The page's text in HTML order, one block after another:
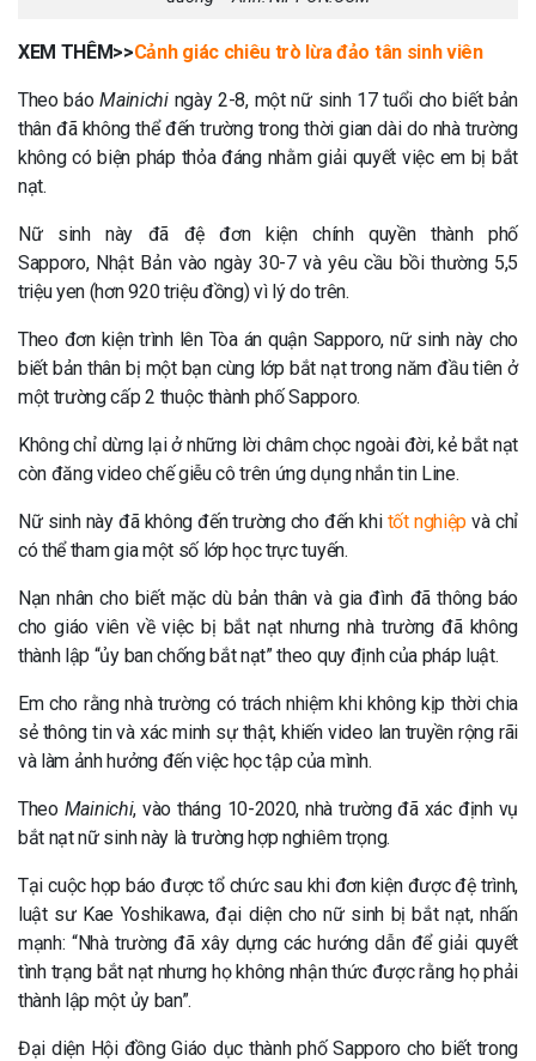
XEM THÊM>>Cảnh giác chiêu trò lừa đảo tân sinh viên
Theo báoMainichi ngày 2-8, một nữ sinh 17 tuổi cho biết bản
thân đã không thể đến trường trong thời gian dài do nhà trường
không có biện pháp thỏa đáng nhằm giải quyết việc em bị bắt
nạt.
Nữ sinh này đã đệ đơn kiện chính quyền thành phố
Sapporo, Nhật Bản vào ngày 30-7 và yêu cầu bồi thường 5,5
triệu yen (hơn 920 triệu đồng) vì lý do trên.
Theo đơn kiện trình lên Tòa án quận Sapporo, nữ sinh này cho
biết bản thân bị một bạn cùng lớp bắt nạt trong năm đầu tiên ở
một trường cấp 2 thuộc thành phố Sapporo.
Không chỉ dừng lại ở những lời châm chọc ngoài đời, kẻ bắt nạt
còn đăng video chế giễu cô trên ứng dụng nhắn tin Line.
Nữ sinh này đã không đến trường cho đến khi tốt nghiệp và chỉ
có thể tham gia một số lớp học trực tuyến.
Nạn nhân cho biết mặc dù bản thân và gia đình đã thông báo
cho giáo viên về việc bị bắt nạt nhưng nhà trường đã không
thành lập “ủy ban chống bắt nạt” theo quy định của pháp luật.
Em cho rằng nhà trường có trách nhiệm khi không kịp thời chia
sẻ thông tin và xác minh sự thật, khiến video lan truyền rộng rãi
và làm ảnh hưởng đến việc học tập của mình.
Theo Mainichi, vào tháng 10-2020, nhà trường đã xác định vụ
bắt nạt nữ sinh này là trường hợp nghiêm trọng.
Tại cuộc họp báo được tổ chức sau khi đơn kiện được đệ trình,
luật sư Kae Yoshikawa, đại diện cho nữ sinh bị bắt nạt, nhấn
mạnh: “Nhà trường đã xây dựng các hướng dẫn để giải quyết
tình trạng bắt nạt nhưng họ không nhận thức được rằng họ phải
thành lập một ủy ban”.
Đại diện Hội đồng Giáo dục thành phố Sapporo cho biết trong